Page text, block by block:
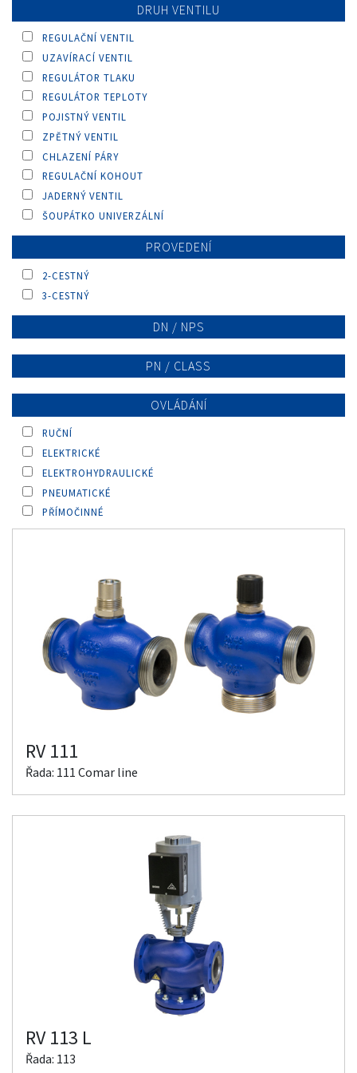
DRUH VENTILU
REGULAČNÍ VENTIL
UZAVÍRACÍ VENTIL
REGULÁTOR TLAKU
REGULÁTOR TEPLOTY
POJISTNÝ VENTIL
ZPĚTNÝ VENTIL
CHLAZENÍ PÁRY
REGULAČNÍ KOHOUT
JADERNÝ VENTIL
ŠOUPÁTKO UNIVERZÁLNÍ
PROVEDENÍ
2-CESTNÝ
3-CESTNÝ
DN / NPS
PN / CLASS
OVLÁDÁNÍ
RUČNÍ
ELEKTRICKÉ
ELEKTROHYDRAULICKÉ
PNEUMATICKÉ
PŘÍMOČINNÉ
RV 111
Řada: 111 Comar line
RV 113 L
Řada: 113